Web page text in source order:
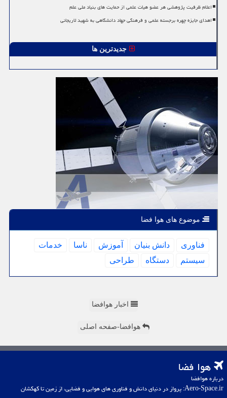
اعلام ظرفیت پژوهشی هر عضو هیات علمی از حمایت های بنیاد ملی علم
اهدای جایزه چهره برجسته علمی و فرهنگی جهاد دانشگاهی به شهید لاریجانی
جدیدترین ها
موضوع های هوا فضا
فناوری دانش بنیان آموزش ناسا
خدمات
سیستم
دستگاه طراحی
اخبار هوافضا
هوافضا-صفحه اصلی
هوا فضا
درباره هوافضا
Aero-Space.ir: پرواز در دنیای دانش و فناوری های هوایی و فضایی، از زمین تا کهکشان